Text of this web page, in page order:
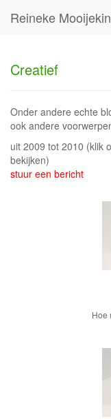
Reineke
Creatief
Onder andere echte
ook andere
uit 2009 tot 2010 (klik
bekijken)
stuur een bericht
Hoe